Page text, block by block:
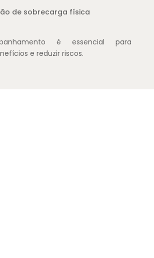
de sobrecarga física
é essencial para
e reduzir riscos.